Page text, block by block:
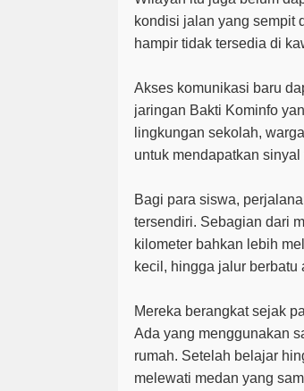
kondisi jalan yang sempit
hampir tidak tersedia di
Akses komunikasi baru
jaringan Bakti Kominfo
lingkungan sekolah,
untuk mendapatkan
Bagi para siswa,
tersendiri. Sebagian dari
kilometer bahkan lebih
kecil, hingga jalur berbatu
Mereka berangkat sejak
Ada yang menggunakan
rumah. Setelah belajar
melewati medan yang